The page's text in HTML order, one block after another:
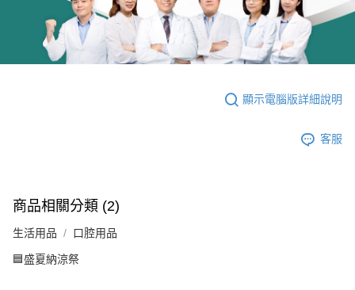
顯示電腦版詳細說明
客服
商品相關分類 (2)
生活用品 口腔用品
🟦盛夏納涼祭